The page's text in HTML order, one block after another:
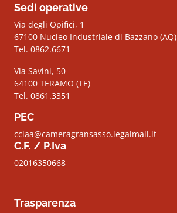
Sedi operative
Via degli Opifici, 1
67100 Nucleo Industriale di Bazzano (AQ)
Tel. 0862.6671
Via Savini, 50
64100 TERAMO (TE)
Tel. 0861.3351
PEC
cciaa@cameragransasso.legalmail.it
C.F. / P.Iva
02016350668
Trasparenza